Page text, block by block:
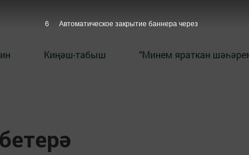
Киңәш-табыш "Минем яраткан
5 Автоматическое закрытие баннера через